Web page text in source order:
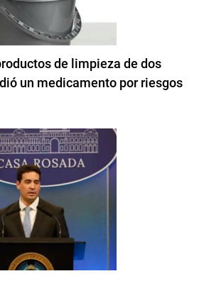
de limpieza de dos
un medicamento por riesgos